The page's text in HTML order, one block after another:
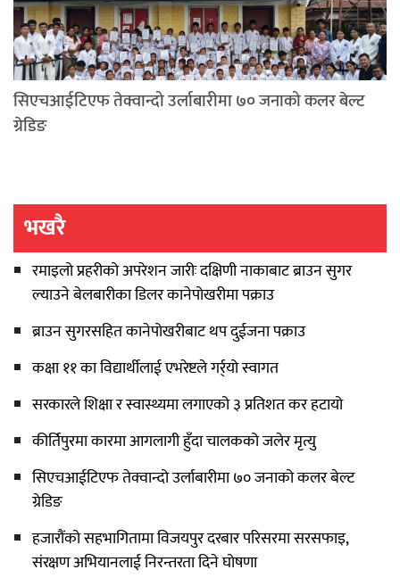
सिएचआईटिएफ तेक्वान्दो उर्लाबारीमा ७० जनाको कलर बेल्ट
ग्रेडिङ
भखरै
रमाइलो प्रहरीको अपरेशन जारीः दक्षिणी नाकाबाट ब्राउन सुगर
ल्याउने बेलबारीका डिलर कानेपोखरीमा पक्राउ
ब्राउन सुगरसहित कानेपोखरीबाट थप दुईजना पक्राउ
कक्षा ११ का विद्यार्थीलाई एभरेष्टले गर्र्यो स्वागत
सरकारले शिक्षा र स्वास्थ्यमा लगाएको ३ प्रतिशत कर हटायो
कीर्तिपुरमा कारमा आगलागी हुँदा चालकको जलेर मृत्यु
सिएचआईटिएफ तेक्वान्दो उर्लाबारीमा ७० जनाको कलर बेल्ट
ग्रेडिङ
हजारौंको सहभागितामा विजयपुर दरबार परिसरमा सरसफाइ,
संरक्षण अभियानलाई निरन्तरता दिने घोषणा